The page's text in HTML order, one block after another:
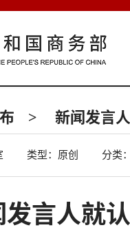
> 新闻发言
类型：原创 分类
言人就